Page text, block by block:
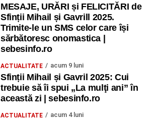
MESAJE, URĂRI și FELICITĂRI de
Sfinții Mihail și Gavrill 2025.
Trimite-le un SMS celor care își
sărbătoresc onomastica |
sebesinfo.ro
ACTUALITATE acum 9 luni
Sfinții Mihail și Gavril 2025: Cui
trebuie să îi spui „La mulţi ani” în
această zi | sebesinfo.ro
ACTUALITATE acum 4 luni